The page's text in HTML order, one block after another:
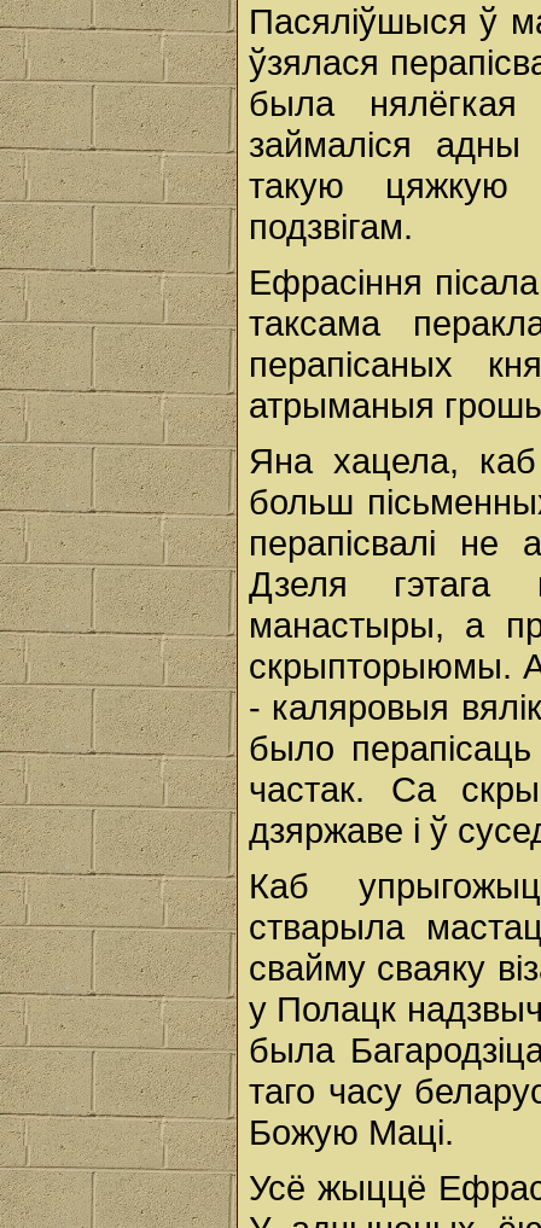
Пасяліўшыся ў
ўзялася
была нялёгкая
займаліся
такую цяжкую
подзвігам.
Ефрасіння
таксама
перапісаных
атрыманыя
Яна хацела,
больш
перапісвалі не
Дзеля гэтага
манастыры, а
скрыпторыюмы.
- каляровыя
было перапісаць
частак. Са
дзяржаве і ў
Каб
стварыла
свайму сваяку
у Полацк
была
таго часу
Божую Маці.
Усё жыццё